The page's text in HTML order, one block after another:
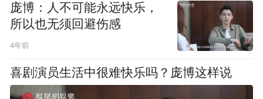
庞博：人不可能永远快乐，
所以也无须回避伤感
4年前
喜剧演员生活中很难快乐吗？庞博这样说